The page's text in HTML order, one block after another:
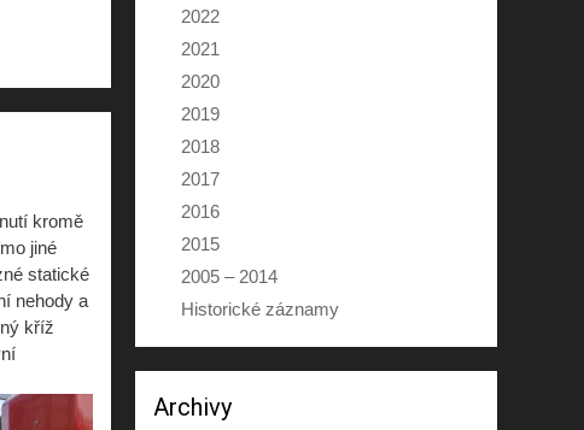
kromě
jiné
statické
nehody a
kříž
2022
2021
2020
2019
2018
2017
2016
2015
2005 – 2014
Historické záznamy
Archivy